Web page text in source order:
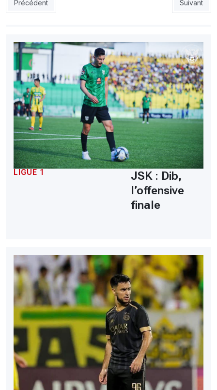
Article précédent : MCO : Bayazid, l’heure de vérité
Précédent Article
Suivant
LIGUE 1
JSK : Dib,
l’offensive
finale